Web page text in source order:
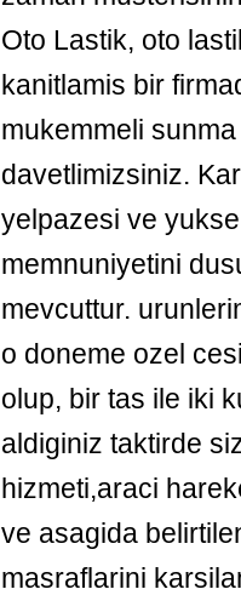
Oto Lastik, oto
kanitlamis bir
mukemmeli
davetlimizsiniz.
yelpazesi ve
memnuniyetini
mevcuttur.
o doneme ozel
olup, bir tas ile iki
aldiginiz taktirde
hizmeti,araci
ve asagida
masraflarini